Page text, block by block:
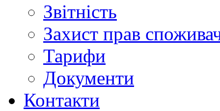
Звітність
Захист прав
Тарифи
Документи
Контакти